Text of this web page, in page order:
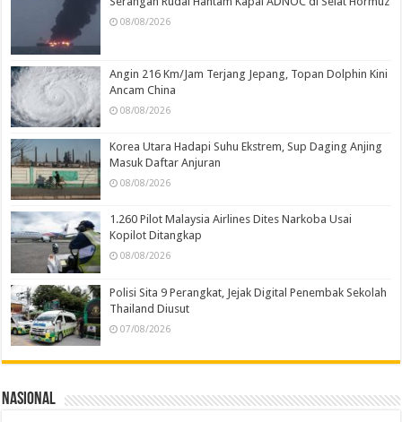
08/08/2026
Angin 216 Km/Jam Terjang Jepang, Topan Dolphin Kini
Ancam China
08/08/2026
Korea Utara Hadapi Suhu Ekstrem, Sup Daging Anjing
Masuk Daftar Anjuran
08/08/2026
1.260 Pilot Malaysia Airlines Dites Narkoba Usai
Kopilot Ditangkap
08/08/2026
Polisi Sita 9 Perangkat, Jejak Digital Penembak Sekolah
Thailand Diusut
07/08/2026
Nasional